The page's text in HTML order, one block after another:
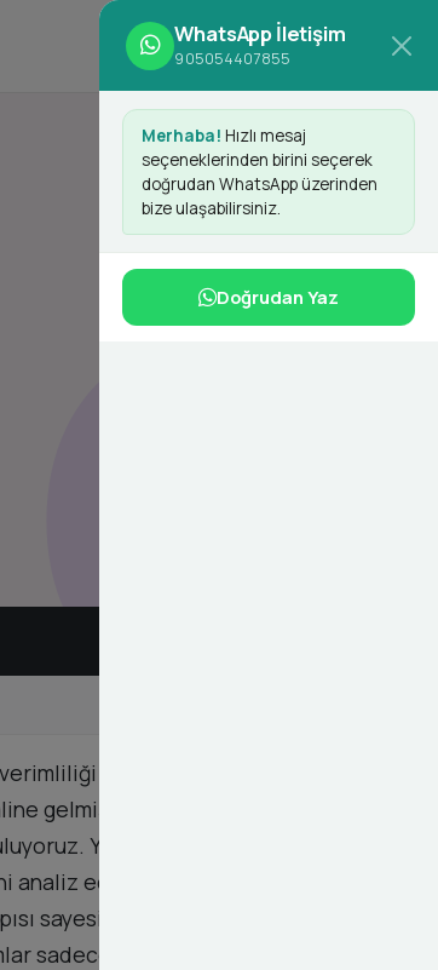
Giriş Yap Kayıt Ol
d
sağlamak için tasarlanmıştır.
gelmiştir. Biz bu süreçleri yapay
Yazılım ekibimiz her sektörün
ederek en çok zaman alan işleri
sayesinde işletmeniz 7 gün 24 saat
sadece zaman kazandırmakla
WhatsApp İletişim
905054407855
Merhaba! Hızlı mesaj
seçeneklerinden birini seçerek
doğrudan WhatsApp üzerinden
bize ulaşabilirsiniz.
Doğrudan Yaz